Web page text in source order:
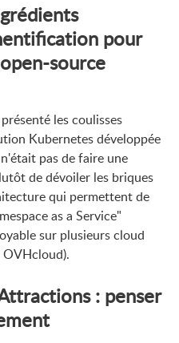
pour
source
les coulisses
Kubernetes développée
pas de faire une
de dévoiler les briques
qui permettent de
as a Service"
sur plusieurs cloud
OVHcloud).
: penser